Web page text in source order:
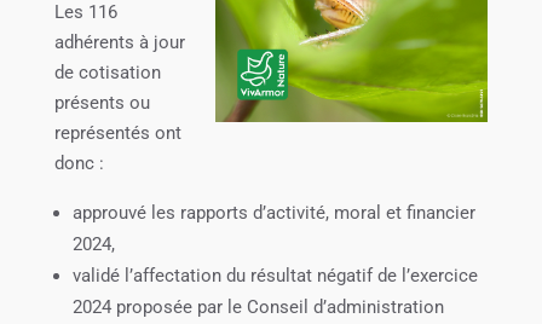
Les 116
adhérents à jour
de cotisation
présents ou
représentés ont
donc :
approuvé les rapports d’activité, moral et financier
2024,
validé l’affectation du résultat négatif de l’exercice
2024 proposée par le Conseil d’administration